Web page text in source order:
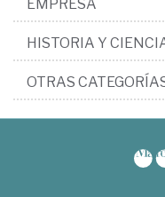
EMPRESA
HISTORIA Y
OTRAS